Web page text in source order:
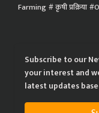
Farming कृषी प्रक्रिया
Subscribe to our
your interest and
latest updates